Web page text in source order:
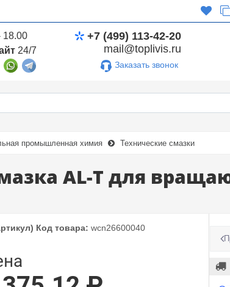
18.00
24/7
+7 (499) 113-42-20
mail@toplivis.ru
Заказать звонок
промышленная химия Технические смазки
AL-T для
Код товара: wcn26600040